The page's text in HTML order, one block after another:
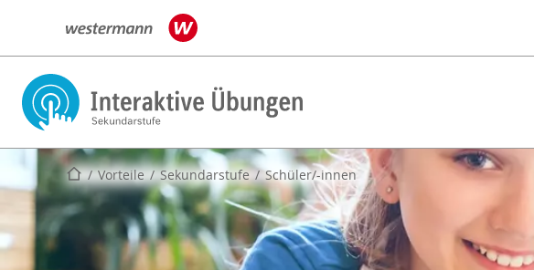
Startseite
Vorteile Sekundarstufe Schüler/-innen